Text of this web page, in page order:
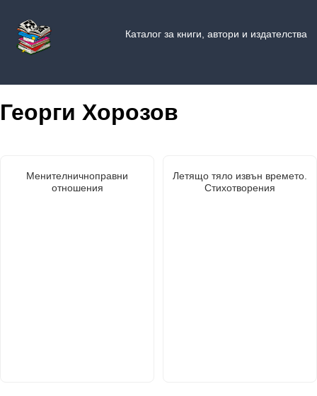
Каталог за книги, автори и издателства
Георги Хорозов
Менителничноправни
отношения
Летящо тяло извън времето.
Стихотворения